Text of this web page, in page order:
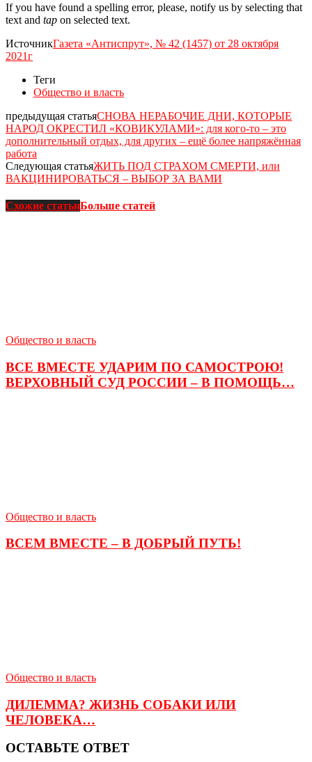
If you have found a spelling error, please, notify us by selecting that
text and tap on selected text.
ИсточникГазета «Антиспрут», № 42 (1457) от 28 октября
2021г
Теги
Общество и власть
предыдущая статьяСНОВА НЕРАБОЧИЕ ДНИ, КОТОРЫЕ
НАРОД ОКРЕСТИЛ «КОВИКУЛАМИ»: для кого-то – это
дополнительный отдых, для других – ещё более напряжённая
работа
Следующая статьяЖИТЬ ПОД СТРАХОМ СМЕРТИ, или
ВАКЦИНИРОВАТЬСЯ – ВЫБОР ЗА ВАМИ
Схожие статьиБольше статей
Общество и власть
ВСЕ ВМЕСТЕ УДАРИМ ПО САМОСТРОЮ!
ВЕРХОВНЫЙ СУД РОССИИ – В ПОМОЩЬ…
Общество и власть
ВСЕМ ВМЕСТЕ – В ДОБРЫЙ ПУТЬ!
Общество и власть
ДИЛЕММА? ЖИЗНЬ СОБАКИ ИЛИ
ЧЕЛОВЕКА…
ОСТАВЬТЕ ОТВЕТ